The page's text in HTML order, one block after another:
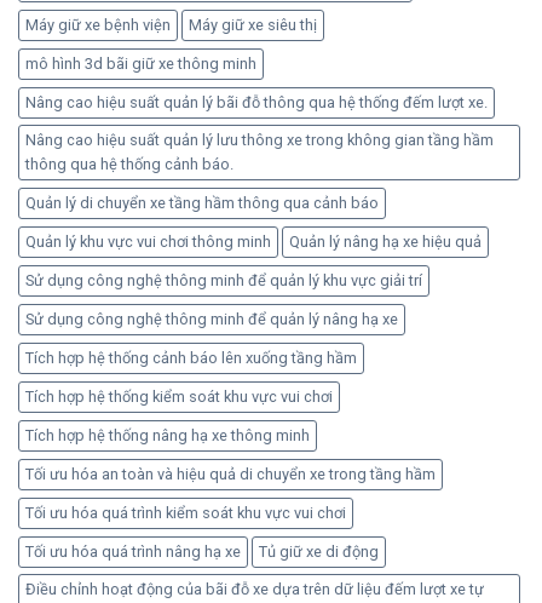
Máy giữ xe bệnh viện Máy giữ xe siêu thị
mô hình 3d bãi giữ xe thông minh
Nâng cao hiệu suất quản lý bãi đỗ thông qua hệ thống đếm lượt xe.
Nâng cao hiệu suất quản lý lưu thông xe trong không gian tầng hầm
thông qua hệ thống cảnh báo.
Quản lý di chuyển xe tầng hầm thông qua cảnh báo
Quản lý khu vực vui chơi thông minh Quản lý nâng hạ xe hiệu quả
Sử dụng công nghệ thông minh để quản lý khu vực giải trí
Sử dụng công nghệ thông minh để quản lý nâng hạ xe
Tích hợp hệ thống cảnh báo lên xuống tầng hầm
Tích hợp hệ thống kiểm soát khu vực vui chơi
Tích hợp hệ thống nâng hạ xe thông minh
Tối ưu hóa an toàn và hiệu quả di chuyển xe trong tầng hầm
Tối ưu hóa quá trình kiểm soát khu vực vui chơi
Tối ưu hóa quá trình nâng hạ xe Tủ giữ xe di động
Điều chỉnh hoạt động của bãi đỗ xe dựa trên dữ liệu đếm lượt xe tự